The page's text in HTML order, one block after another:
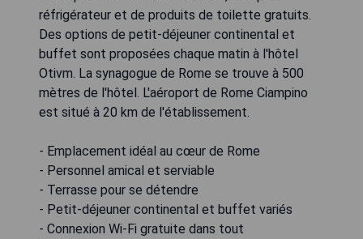
réfrigérateur et de produits de toilette gratuits.
Des options de petit-déjeuner continental et
buffet sont proposées chaque matin à l'hôtel
Otivm. La synagogue de Rome se trouve à 500
mètres de l'hôtel. L'aéroport de Rome Ciampino
est situé à 20 km de l'établissement.
- Emplacement idéal au cœur de Rome
- Personnel amical et serviable
- Terrasse pour se détendre
- Petit-déjeuner continental et buffet variés
- Connexion Wi-Fi gratuite dans tout